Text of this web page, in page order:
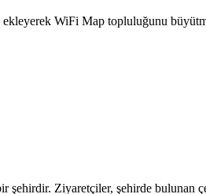
WiFi Map topluluğunu
şehirdir. Ziyaretçiler, şehirde bulunan